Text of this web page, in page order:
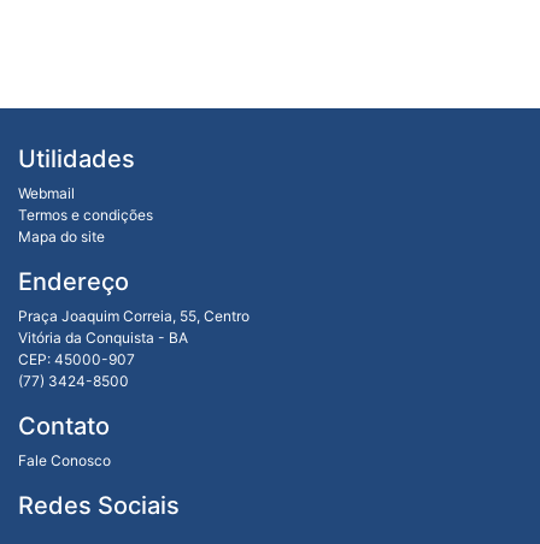
Utilidades
Webmail
Termos e condições
Mapa do site
Endereço
Praça Joaquim Correia, 55, Centro
Vitória da Conquista - BA
CEP: 45000-907
(77) 3424-8500
Contato
Fale Conosco
Redes Sociais